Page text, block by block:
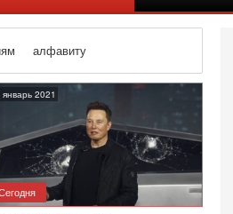
алфавиту
январь 2021